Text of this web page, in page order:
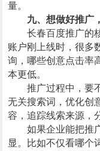
量。
九、想做好推广，
长春百度推广的核
账户刚上线时，很多
询，哪些创意点击率
本更低。
推广过程中，要不
无关搜索词，优化创
容，追踪线索来源，
如果企业能把推广
显。比如不仅看哪个